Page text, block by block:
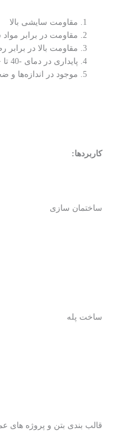
مقاومت سایشی بالا
مقاومت در برابر
مقاومت بالا در برابر
پایداری در دمای -40 تا +50 درجه سانتی‌گراد
موجود در اندازه‌ها و
کاربردها:
ساختمان سازی
ساخت پله
قالب بندی بتن و پروژه های